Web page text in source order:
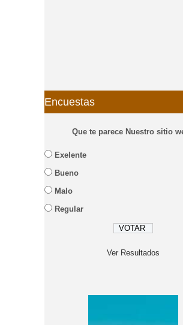
Encuestas
Que te parece Nuestro sitio
Exelente
Bueno
Malo
Regular
Ver Resultados